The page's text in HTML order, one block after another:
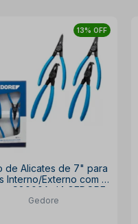
13% OFF
de Alicates de 7" para
Interno/Externo com 4
C8000A-J4 GEDORE
Gedore